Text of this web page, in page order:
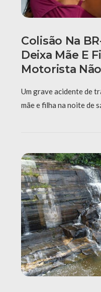
Colisão Na
Deixa Mãe E
Motorista
Um grave acidente de
mãe e filha na noite de